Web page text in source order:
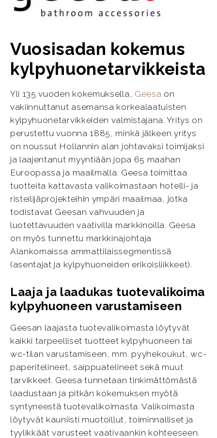
Vuosisadan kokemus
kylpyhuonetarvikkeista
Yli 135 vuoden kokemuksella, Geesa on
vakiinnuttanut asemansa korkealaatuisten
kylpyhuonetarvikkeiden valmistajana. Yritys on
perustettu vuonna 1885, minkä jälkeen yritys
on noussut Hollannin alan johtavaksi toimijaksi
ja laajentanut myyntiään jopa 65 maahan
Euroopassa ja maailmalla. Geesa toimittaa
tuotteita kattavasta valikoimastaan hotelli- ja
risteilijäprojekteihin ympäri maailmaa, jotka
todistavat Geesan vahvuuden ja
luotettavuuden vaativilla markkinoilla. Geesa
on myös tunnettu markkinajohtaja
Alankomaissa ammattilaissegmentissä
(asentajat ja kylpyhuoneiden erikoisliikkeet).
Laaja ja laadukas tuotevalikoima
kylpyhuoneen varustamiseen
Geesan laajasta tuotevalikoimasta löytyvät
kaikki tarpeelliset tuotteet kylpyhuoneen tai
wc-tilan varustamiseen, mm. pyyhekoukut, wc-
paperitelineet, saippuatelineet sekä muut
tarvikkeet. Geesa tunnetaan tinkimättömästä
laadustaan ja pitkän kokemuksen myötä
syntyneestä tuotevalikoimasta. Valikoimasta
löytyvät kauniisti muotoillut, toiminnalliset ja
tyylikkäät varusteet vaativaankin kohteeseen.